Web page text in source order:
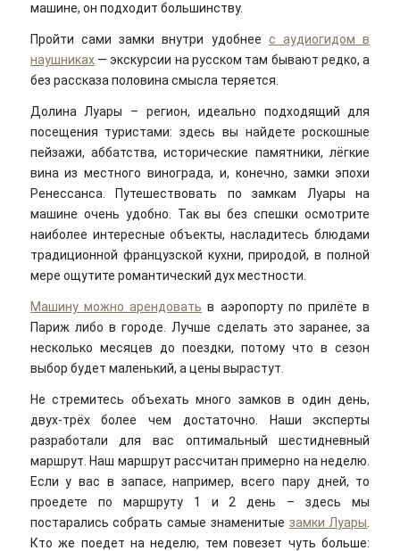
машине, он подходит большинству.
Пройти сами замки внутри удобнее с аудиогидом в
наушниках— экскурсии на русском там бывают редко, а
без рассказа половина смысла теряется.
Долина Луары – регион, идеально подходящий для
посещения туристами: здесь вы найдете роскошные
пейзажи, аббатства, исторические памятники, лёгкие
вина из местного винограда, и, конечно, замки эпохи
Ренессанса. Путешествовать по замкам Луары на
машине очень удобно. Так вы без спешки осмотрите
наиболее интересные объекты, насладитесь блюдами
традиционной французской кухни, природой, в полной
мере ощутите романтический дух местности.
Машину можно арендовать в аэропорту по прилёте в
Париж либо в городе. Лучше сделать это заранее, за
несколько месяцев до поездки, потому что в сезон
выбор будет маленький, а цены вырастут.
Не стремитесь объехать много замков в один день,
двух-трёх более чем достаточно. Наши эксперты
разработали для вас оптимальный шестидневный
маршрут. Наш маршрут рассчитан примерно на неделю.
Если у вас в запасе, например, всего пару дней, то
проедете по маршруту 1 и 2 день – здесь мы
постарались собрать самые знаменитые замки Луары
Кто же поедет на неделю, тем повезет чуть больше: